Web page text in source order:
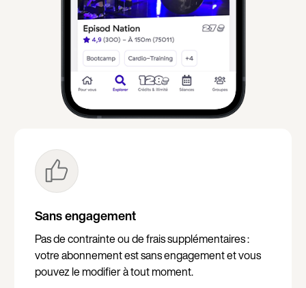
Sans engagement
Pas de contrainte ou de frais supplémentaires :
votre abonnement est sans engagement et vous
pouvez le modifier à tout moment.